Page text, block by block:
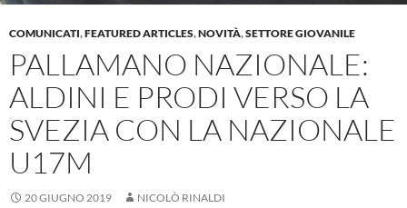
COMUNICATI,FEATURED ARTICLES,NOVITÀ,SETTORE GIOVANILE
PALLAMANO NAZIONALE:
ALDINI E PRODI VERSO LA
SVEZIA CON LA NAZIONALE
U17M
20 GIUGNO 2019 NICOLÒ RINALDI